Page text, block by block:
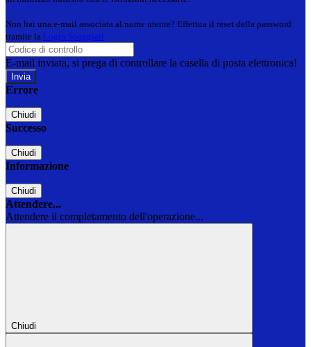
Non hai una e-mail associata al nome utente? Effettua il reset della password
tramite la Login Spaggiari
E-mail inviata, si prega di controllare la casella di posta elettronica!
Errore
Chiudi
Successo
Chiudi
Informazione
Chiudi
Attendere...
Attendere il completamento dell'operazione...
Chiudi